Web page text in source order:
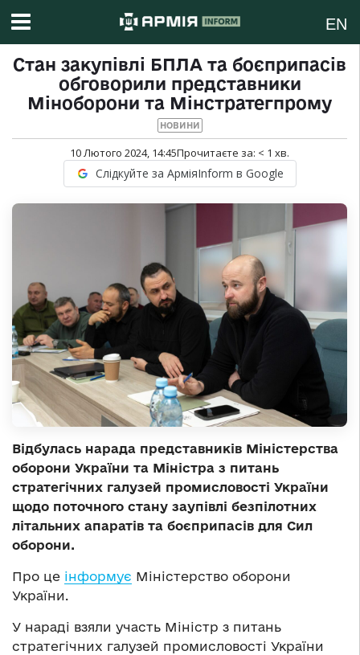
EN
Стан закупівлі БПЛА та боєприпасів
обговорили представники
Міноборони та Мінстратегпрому
НОВИНИ
10 Лютого 2024, 14:45Прочитаєте за: < 1 хв.
Слідкуйте за АрміяInform в Google
Відбулась нарада представників Міністерства
оборони України та Міністра з питань
стратегічних галузей промисловості України
щодо поточного стану заупівлі безпілотних
літальних апаратів та боєприпасів для Сил
оборони.
Про це інформує Міністерство оборони
України.
У нараді взяли участь Міністр з питань
стратегічних галузей промисловості України